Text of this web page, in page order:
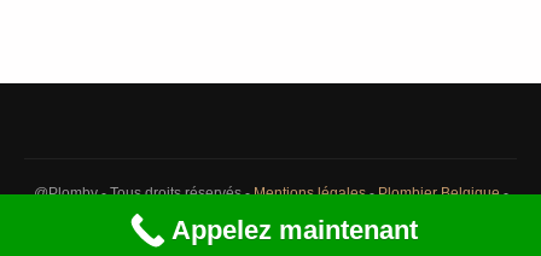
@Plomby - Tous droits réservés -Mentions légales-Plombier Belgique-
Débouchage Belgique
Appelez maintenant